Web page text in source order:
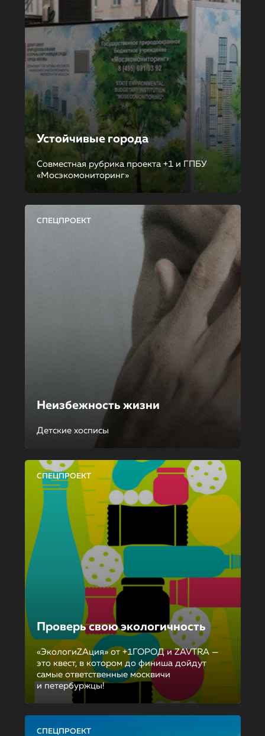
Устойчивые города
Совместная рубрика проекта +1 и ГПБУ
«Мосэкомониторинг»
СПЕЦПРОЕКТ
Неизбежность жизни
Детские хосписы
СПЕЦПРОЕКТ
Проверь свою экологичность
«ЭкологиZAция» от +1ГОРОД и ZAVTRA —
это квест, в котором до финиша дойдут
самые ответственные москвичи
и петербуржцы!
СПЕЦПРОЕКТ